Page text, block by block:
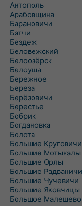
Антополь
Арабовщина
Барановичи
Батчи
Бездеж
Беловежский
Белоозёрск
Белоуша
Бережное
Береза
Берёзовичи
Берестье
Бобрик
Богдановка
Болота
Большие Круговичи
Большие Мотыкалы
Большие Орлы
Большие Радваничи
Большие Чучевичи
Большие Яковчицы
Большое Малешево